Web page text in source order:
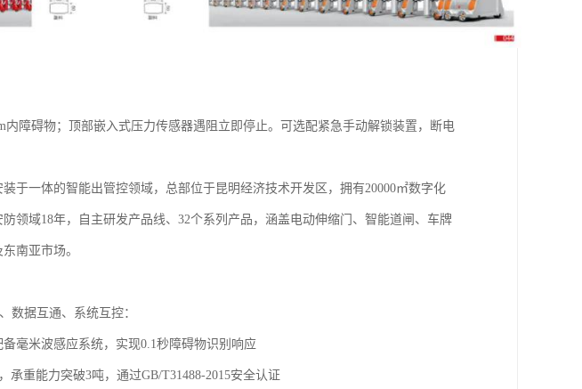
障碍物；顶部嵌入式压力传感器遇阻立即停止。可选配紧急手动解锁装置，断电
于一体的智能出管控领域，总部位于昆明经济技术开发区，拥有20000㎡数字化
领域18年，自主研发产品线、32个系列产品，涵盖电动伸缩门、智能道闸、车牌
南亚市场。
数据互通、系统互控：
毫米波感应系统，实现0.1秒障碍物识别响应
重能力突破3吨，通过GB/T31488-2015安全认证